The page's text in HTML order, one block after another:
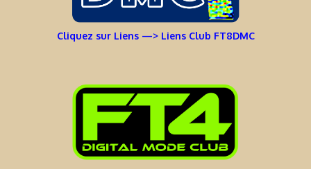
Cliquez sur Liens —> Liens Club FT8DMC